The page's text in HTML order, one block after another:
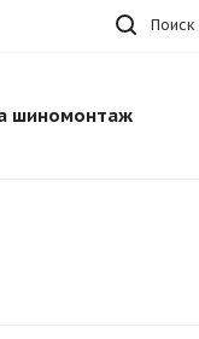
Поиск
шиномонтаж